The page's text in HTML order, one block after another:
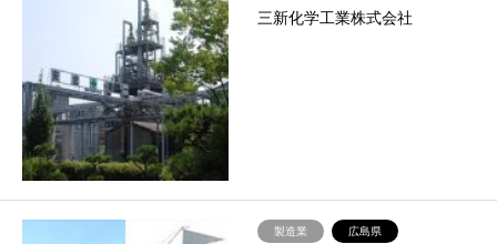
三新化学工業株式会社
製造業 広島県